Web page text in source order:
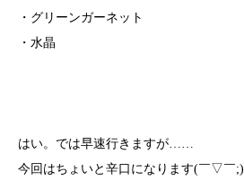
・グリーンガーネット
・水晶
はい。では早速行きますが……
今回はちょいと辛口になります(￣▽￣;)